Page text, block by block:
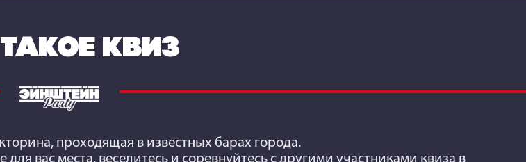
КВИЗ
проходящая в известных барах города.
вас места, веселитесь и соревнуйтесь с другими участниками квиза в